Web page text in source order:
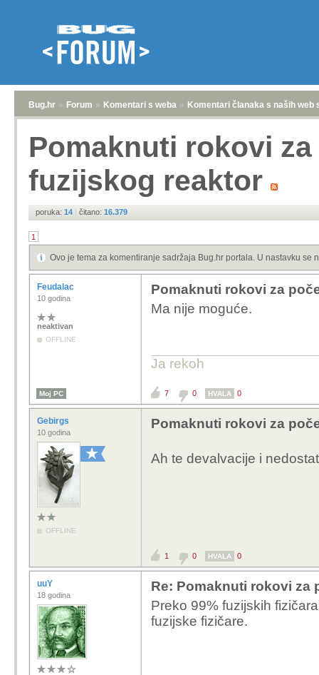
Bug.hr » Forum » Komentari s weba » Komentari članaka s naših web
Pomaknuti rokovi
fuzijskog reaktor
poruka: 14 | čitano: 16.379
1
Ovo je tema za komentiranje sadržaja Bug.hr portala. U nastavku se
Feudalac
10 godina
neaktivan
OFFLINE
Pomaknuti rokovi za
Ma nije moguće.
Ja rekoh
Moj PC 7 0 HVALA 0
Gebirgs
10 godina
OFFLINE
Pomaknuti rokovi za
Ah te devalvacije i
1 0 HVALA 0
uuY
18 godina
Re: Pomaknuti rokovi za
Preko 99% fuzijskih
fuzijske fizičare.